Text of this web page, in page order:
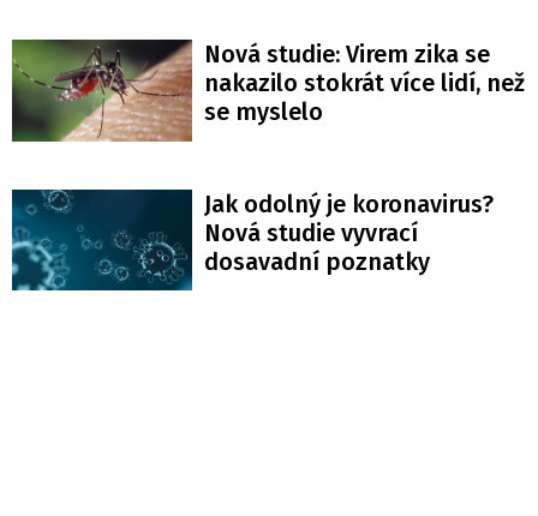
Nová studie: Virem zika se
nakazilo stokrát více lidí, než
se myslelo
Jak odolný je koronavirus?
Nová studie vyvrací
dosavadní poznatky